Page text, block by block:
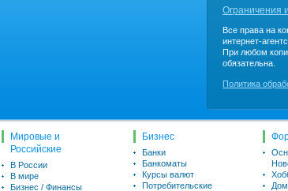
Ограничения
Все права на
интернет-
При любом
обязательна.
Политика
Мировые и
Российские
В России
В мире
Бизнес / Финансы
Бизнес
Банки
Банкоматы
Курсы валют
Потребительские